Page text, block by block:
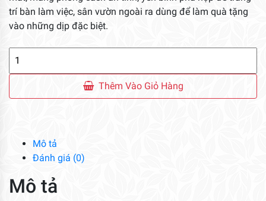
trí bàn làm việc, sân vườn ngoài ra dùng để làm quà tặng
vào những dịp đặc biệt.
Tiểu
Thêm Vào Giỏ Hàng
Mô tả
Đánh giá (0)
Mô tả